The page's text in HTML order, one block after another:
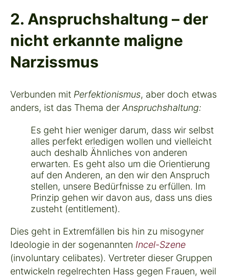
2. Anspruchshaltung – der
nicht erkannte maligne
Narzissmus
Verbunden mit Perfektionismus, aber doch etwas
anders, ist das Thema der Anspruchshaltung:
Es geht hier weniger darum, dass wir selbst
alles perfekt erledigen wollen und vielleicht
auch deshalb Ähnliches von anderen
erwarten. Es geht also um die Orientierung
auf den Anderen, an den wir den Anspruch
stellen, unsere Bedürfnisse zu erfüllen. Im
Prinzip gehen wir davon aus, dass uns dies
zusteht (entitlement).
Dies geht in Extremfällen bis hin zu misogyner
Ideologie in der sogenannten Incel-Szene
(involuntary celibates). Vertreter dieser Gruppen
entwickeln regelrechten Hass gegen Frauen, weil